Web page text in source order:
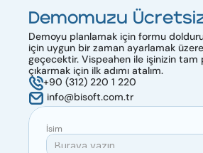
kişiselleştirilmiş bir demo ile keşfedin.
nasıl net, eyleme geçilebilir içgörülere
Demomuzu
Demoyu planlamak için formu
için uygun bir zaman ayarlamak
geçecektir. Vispeahen ile işinizin tam
çıkarmak için ilk adımı atalım.
+90 (312) 220 1 220
info@bisoft.com.tr
İsim